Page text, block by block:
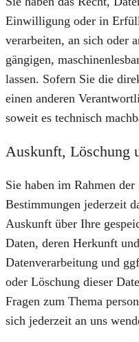
Einwilligung oder in
verarbeiten, an sich oder
gängigen,
lassen. Sofern Sie die
einen anderen
soweit es technisch
Auskunft, Löschung
Sie haben im Rahmen
Bestimmungen jederzeit
Auskunft über Ihre
Daten, deren Herkunft
Datenverarbeitung und
oder Löschung dieser
Fragen zum Thema
sich jederzeit an uns